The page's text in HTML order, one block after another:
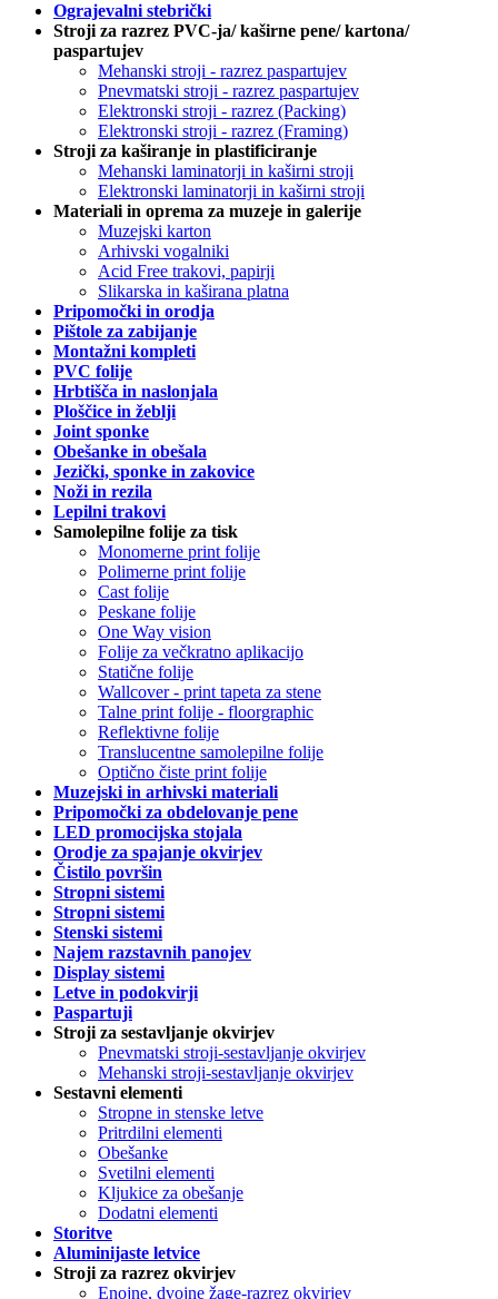
Ograjevalni stebrički
Stroji za razrez PVC-ja/ kaširne pene/ kartona/
paspartujev
Mehanski stroji - razrez paspartujev
Pnevmatski stroji - razrez paspartujev
Elektronski stroji - razrez (Packing)
Elektronski stroji - razrez (Framing)
Stroji za kaširanje in plastificiranje
Mehanski laminatorji in kaširni stroji
Elektronski laminatorji in kaširni stroji
Materiali in oprema za muzeje in galerije
Muzejski karton
Arhivski vogalniki
Acid Free trakovi, papirji
Slikarska in kaširana platna
Pripomočki in orodja
Pištole za zabijanje
Montažni kompleti
PVC folije
Hrbtišča in naslonjala
Ploščice in žeblji
Joint sponke
Obešanke in obešala
Jezički, sponke in zakovice
Noži in rezila
Lepilni trakovi
Samolepilne folije za tisk
Monomerne print folije
Polimerne print folije
Cast folije
Peskane folije
One Way vision
Folije za večkratno aplikacijo
Statične folije
Wallcover - print tapeta za stene
Talne print folije - floorgraphic
Reflektivne folije
Translucentne samolepilne folije
Optično čiste print folije
Muzejski in arhivski materiali
Pripomočki za obdelovanje pene
LED promocijska stojala
Orodje za spajanje okvirjev
Čistilo površin
Stropni sistemi
Stropni sistemi
Stenski sistemi
Najem razstavnih panojev
Display sistemi
Letve in podokvirji
Paspartuji
Stroji za sestavljanje okvirjev
Pnevmatski stroji-sestavljanje okvirjev
Mehanski stroji-sestavljanje okvirjev
Sestavni elementi
Stropne in stenske letve
Pritrdilni elementi
Obešanke
Svetilni elementi
Kljukice za obešanje
Dodatni elementi
Storitve
Aluminijaste letvice
Stroji za razrez okvirjev
Enojne, dvojne žage-razrez okvirjev